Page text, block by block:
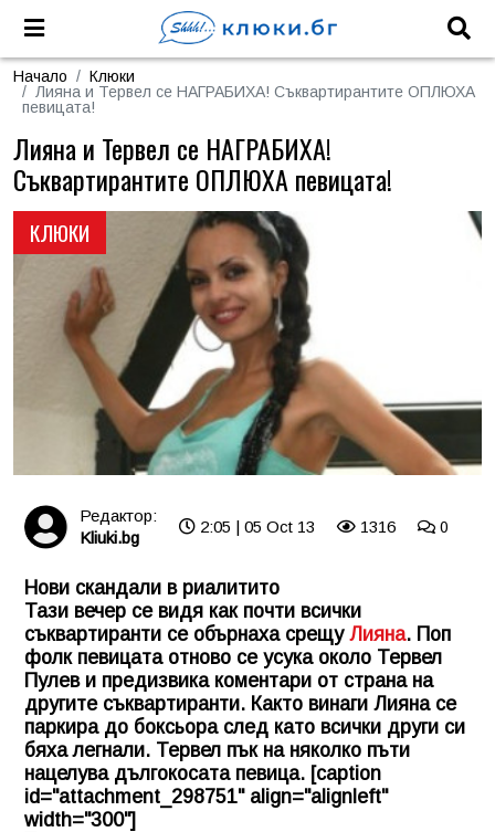
Начало
Клюки
Лияна и Тервел се НАГРАБИХА! Съквартирантите ОПЛЮХА
певицата!
КЛЮКИ
Лияна и Тервел се НАГРАБИХА!
Съквартирантите ОПЛЮХА певицата!
Редактор:
Kliuki.bg
2:05 | 05 Oct 13 1316 0
Нови скандали в риалитито
Тази вечер се видя как почти всички
съквартиранти се обърнаха срещу Лияна. Поп
фолк певицата отново се усука около Тервел
Пулев и предизвика коментари от страна на
другите съквартиранти. Както винаги Лияна се
паркира до боксьора след като всички други си
бяха легнали. Тервел пък на няколко пъти
нацелува дългокосата певица. [caption
id="attachment_298751" align="alignleft"
width="300"]